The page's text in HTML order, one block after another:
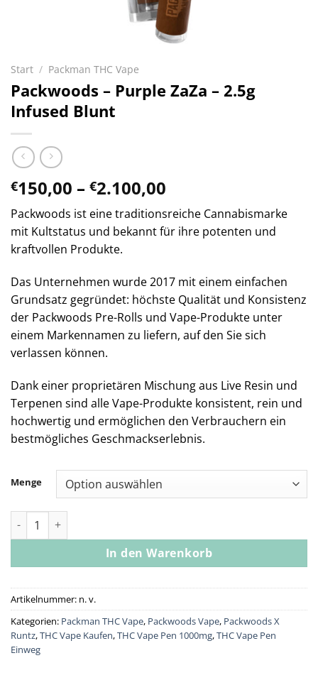
Start / Packman THC Vape
Packwoods – Purple ZaZa – 2.5g
Infused Blunt
€150,00 – €2.100,00
€150,00
bis
€2.100,00
Packwoods ist eine traditionsreiche Cannabismarke
mit Kultstatus und bekannt für ihre potenten und
kraftvollen Produkte.
Das Unternehmen wurde 2017 mit einem einfachen
Grundsatz gegründet: höchste Qualität und Konsistenz
der Packwoods Pre-Rolls und Vape-Produkte unter
einem Markennamen zu liefern, auf den Sie sich
verlassen können.
Dank einer proprietären Mischung aus Live Resin und
Terpenen sind alle Vape-Produkte konsistent, rein und
hochwertig und ermöglichen den Verbrauchern ein
bestmögliches Geschmackserlebnis.
Menge
Packwoods – Purple ZaZa – 2.5g Infused Blunt Menge
In den Warenkorb
Artikelnummer: n. v.
Kategorien: Packman THC Vape, Packwoods Vape, Packwoods X
Runtz,THC Vape Kaufen,THC Vape Pen 1000mg,THC Vape Pen
Einweg